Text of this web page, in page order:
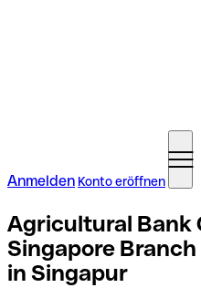
Anmelden Konto eröffnen
Agricultural Bank
Singapore
in Singapur